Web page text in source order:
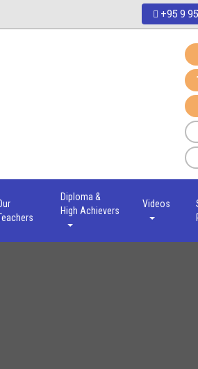
+95 9
Diploma &
High Achievers
Videos